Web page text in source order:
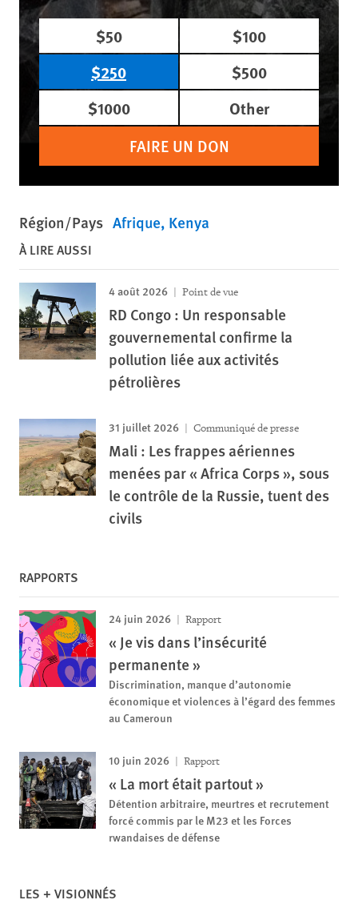
$50
$100
$250
$500
$1000
Other
FAIRE UN DON
Région/Pays Afrique Kenya
À LIRE AUSSI
4 août 2026 Point de vue
RD Congo : Un responsable
gouvernemental confirme la
pollution liée aux activités
pétrolières
31 juillet 2026 Communiqué de presse
Mali : Les frappes aériennes
menées par « Africa Corps », sous
le contrôle de la Russie, tuent des
civils
RAPPORTS
24 juin 2026 Rapport
« Je vis dans l’insécurité
permanente »
Discrimination, manque d’autonomie
économique et violences à l’égard des femmes
au Cameroun
10 juin 2026 Rapport
« La mort était partout »
Détention arbitraire, meurtres et recrutement
forcé commis par le M23 et les Forces
rwandaises de défense
LES + VISIONNÉS